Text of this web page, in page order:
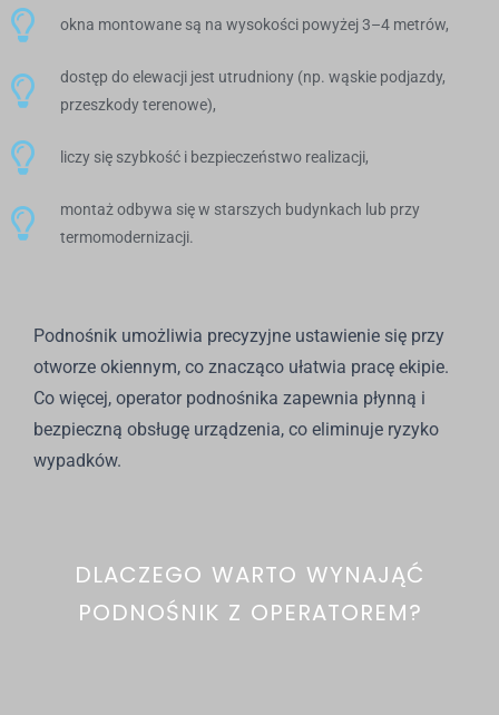
okna montowane są na wysokości powyżej 3–4 metrów,
dostęp do elewacji jest utrudniony (np. wąskie podjazdy,
przeszkody terenowe),
liczy się szybkość i bezpieczeństwo realizacji,
montaż odbywa się w starszych budynkach lub przy
termomodernizacji.
Podnośnik umożliwia precyzyjne ustawienie się przy
otworze okiennym, co znacząco ułatwia pracę ekipie.
Co więcej, operator podnośnika zapewnia płynną i
bezpieczną obsługę urządzenia, co eliminuje ryzyko
wypadków.
DLACZEGO WARTO WYNAJĄĆ
PODNOŚNIK Z OPERATOREM?